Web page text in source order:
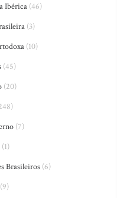
Ibérica(46)
(3)
(10)
(45)
(20)
(7)
(1)
Brasileiros(6)
(9)